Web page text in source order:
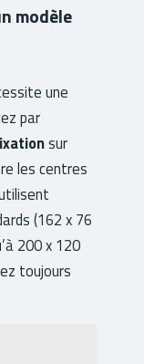
modèle
une
par
sur
les centres
(162 x 76
200 x 120
toujours